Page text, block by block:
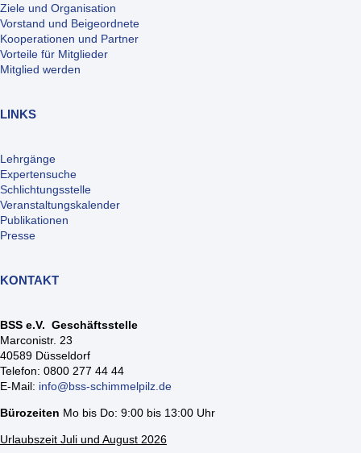
Ziele und Organisation
Vorstand und Beigeordnete
Kooperationen und Partner
Vorteile für Mitglieder
Mitglied werden
LINKS
Lehrgänge
Expertensuche
Schlichtungsstelle
Veranstaltungskalender
Publikationen
Presse
KONTAKT
BSS e.V. Geschäftsstelle
Marconistr. 23
40589 Düsseldorf
Telefon: 0800 277 44 44
E-Mail: info@bss-schimmelpilz.de
Bürozeiten Mo bis Do: 9:00 bis 13:00 Uhr
Urlaubszeit Juli und August 2026